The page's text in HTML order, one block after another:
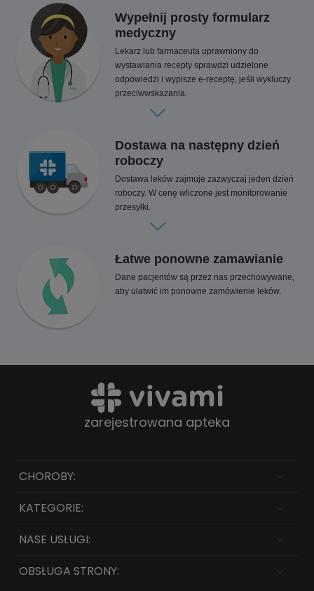
Wypełnij prosty formularz
medyczny
Lekarz lub farmaceuta uprawniony do
wystawiania recepty sprawdzi udzielone
odpowiedzi i wypisze e-receptę, jeśli wykluczy
przeciwwskazania.
Dostawa na następny dzień
roboczy
Dostawa leków zajmuje zazwyczaj jeden dzień
roboczy. W cenę wliczone jest monitorowanie
przesyłki.
Łatwe ponowne zamawianie
Dane pacjentów są przez nas przechowywane,
aby ułatwić im ponowne zamówienie leków.
zarejestrowana apteka
CHOROBY:
KATEGORIE:
NASE USŁUGI:
OBSŁUGA STRONY: